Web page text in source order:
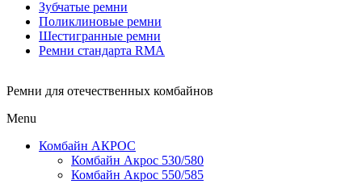
Зубчатые ремни
Поликлиновые ремни
Шестигранные ремни
Ремни стандарта RMA
Ремни для отечественных комбайнов
Menu
Комбайн АКРОС
Комбайн Акрос 530/580
Комбайн Акрос 550/585